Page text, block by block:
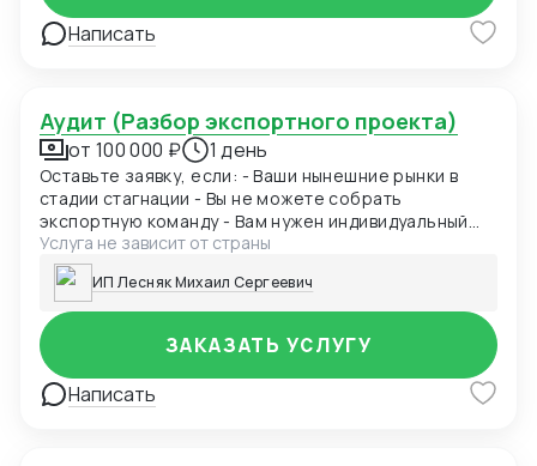
Написать
Аудит (Разбор экспортного проекта)
от 100 000 ₽ 1 день
Оставьте заявку, если: - Ваши нынешние рынки в
стадии стагнации - Вы не можете собрать
экспортную команду - Вам нужен индивидуальный
алгоритм развития экспортных продаж - Вы ищете
короткий и легкий путь на внешние рынки Сотни и
тысячи компаний уже проходили этой дорогой.
Существует конкретный план действий и
трансформаций с ответами на все ваши вопросы,
который ведет к результату. Приятному
финансовому результату!
Услуга не зависит от страны
ИП Лесняк Михаил Сергеевич
Написать
ЗАКАЗАТЬ УСЛУГУ